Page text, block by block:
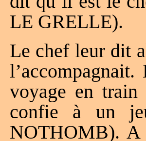
LE GRELLE).
Le chef leur dit
voyage en train
confie à un
NOTHOMB).